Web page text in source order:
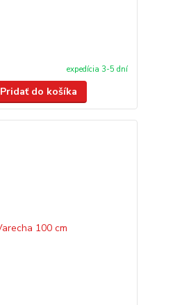
expedícia 3-5 dní
Pridať do košíka